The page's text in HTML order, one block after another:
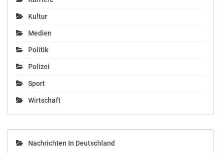
Kultur
Medien
Politik
Polizei
Sport
Wirtschaft
Nachrichten In Deutschland